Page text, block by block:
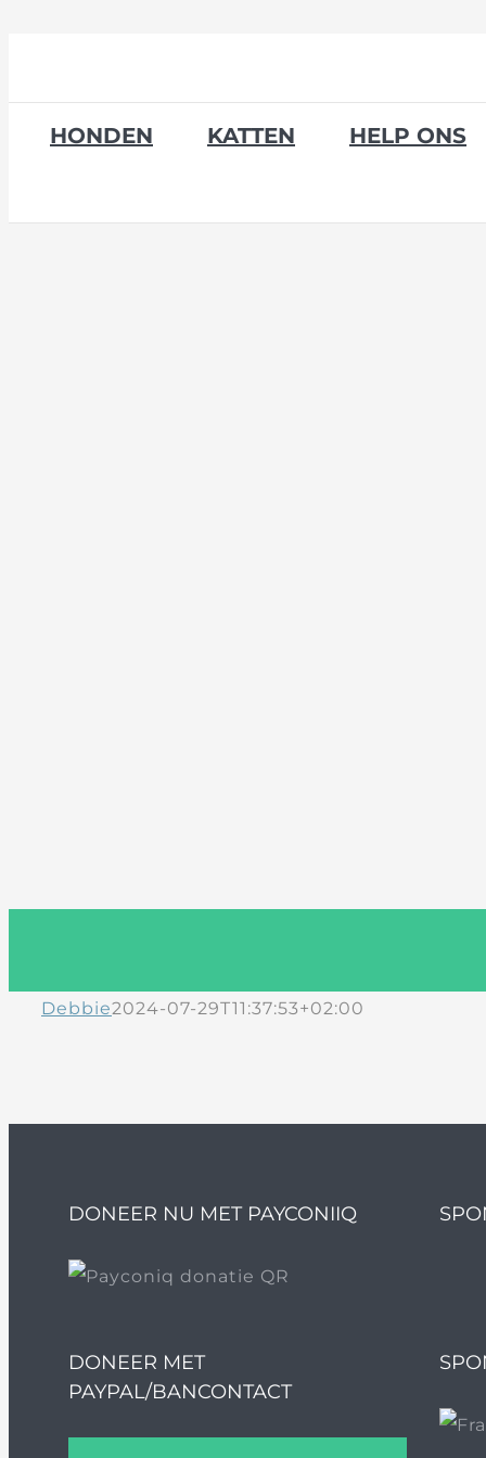
HONDEN KATTEN HELP ONS
Debbie2024-07-29T11:37:53+02:00
DONEER NU MET PAYCONIIQ
DONEER MET
PAYPAL/BANCONTACT